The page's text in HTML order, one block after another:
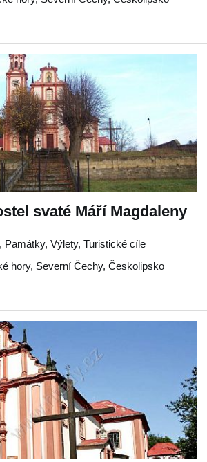
svaté Máří Magdaleny
Památky, Výlety, Turistické cíle
hory, Severní Čechy, Českolipsko